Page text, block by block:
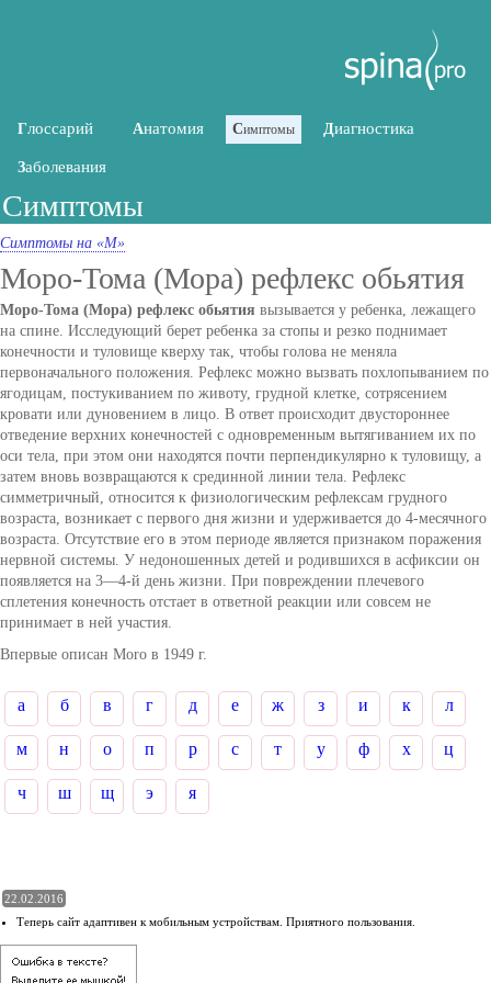
Глоссарий Анатомия Симптомы Диагностика
Заболевания
Симптомы
Симптомы на «М»
Моро-Тома (Мора) рефлекс обьятия
Моро-Тома (Мора) рефлекс обьятия вызывается у ребенка, лежащего
на спине. Исследующий берет ребенка за стопы и резко поднимает
конечности и туловище кверху так, чтобы голова не меняла
первоначального положения. Рефлекс можно вызвать похлопыванием по
ягодицам, постукиванием по животу, грудной клетке, сотрясением
кровати или дуновением в лицо. В ответ происходит двустороннее
отведение верхних конечностей с одновременным вытягиванием их по
оси тела, при этом они находятся почти перпендикулярно к туловищу, а
затем вновь возвращаются к срединной линии тела. Рефлекс
симметричный, относится к физиологическим рефлексам грудного
возраста, возникает с первого дня жизни и удерживается до 4-месячного
возраста. Отсутствие его в этом периоде является признаком поражения
нервной системы. У недоношенных детей и родившихся в асфиксии он
появляется на 3—4-й день жизни. При повреждении плечевого
сплетения конечность отстает в ответной реакции или совсем не
принимает в ней участия.
Впервые описан Моrо в 1949 г.
а б в г д е ж з и к л
м н о п р с т у ф х ц
ч ш щ э я
22.02.2016
Теперь сайт адаптивен к мобильным устройствам. Приятного пользования.